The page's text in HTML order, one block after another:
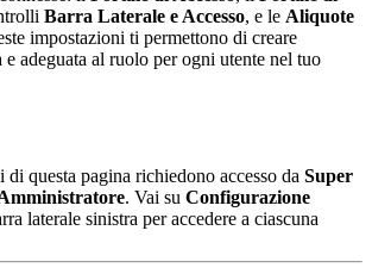
Barra Laterale e Accesso, e le Aliquote
impostazioni ti permettono di creare
e adeguata al ruolo per ogni utente nel tuo
questa pagina richiedono accesso da Super
. Vai su Configurazione
laterale sinistra per accedere a ciascuna